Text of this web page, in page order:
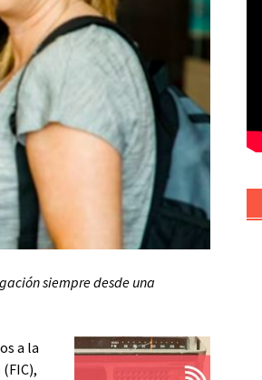
siempre desde una
a la
(FIC),